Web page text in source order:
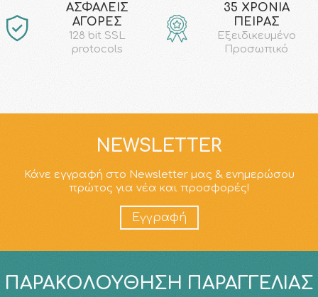
AΣΦΑΛΕΙΣ
ΑΓΟΡΕΣ
128 bit SSL
protocols
35 ΧΡΟΝΙΑ
ΠΕΙΡΑΣ
Εξειδικευμένο
Προσωπικό
NEWSLETTER
Κάνε εγγραφή στο Newsletter μας & ενημερώσου
πρώτος για νέα και προσφορές!
Εγγραφή
ΠΑΡΑΚΟΛΟΎΘΗΣΗ ΠΑΡΑΓΓΕΛΊΑΣ